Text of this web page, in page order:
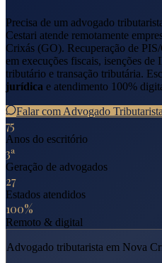
Precisa de um advogado
Cestari atende remotamente
Crixás (GO). Recuperação de
em execuções fiscais, isenções
tributário e transação tributária.
jurídica e atendimento 100%
Falar com Advogado Tributarista
75
Anos do escritório
3ª
Geração de advogados
27
Estados atendidos
100%
Remoto & digital
Advogado tributarista em Nova